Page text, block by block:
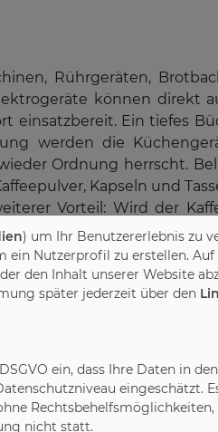
Rührgeräten,
können direkt
einsatzbereit. Ein tiefes
werden die
Ordnung herrscht.
Kapseln und
Vorteil: Wird der
außerhalb des
die direkt
lassen sich meist falten
bieten
) um Ihr Benutzererlebnis zu
Nutzerprofil zu erstellen.
den Inhalt unserer Website
später jederzeit über den
ein, dass Ihre Daten in
eingeschätzt.
nicht statt.